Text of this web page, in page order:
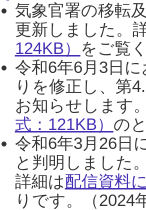
気象官署の移転
更新しました。
124KB） をご覧
令和6年6月3日
りを修正し、第
お知らせします
式：121KB） の
令和6年3月26日
と判明しました
詳細は配信資料
りです。（2024